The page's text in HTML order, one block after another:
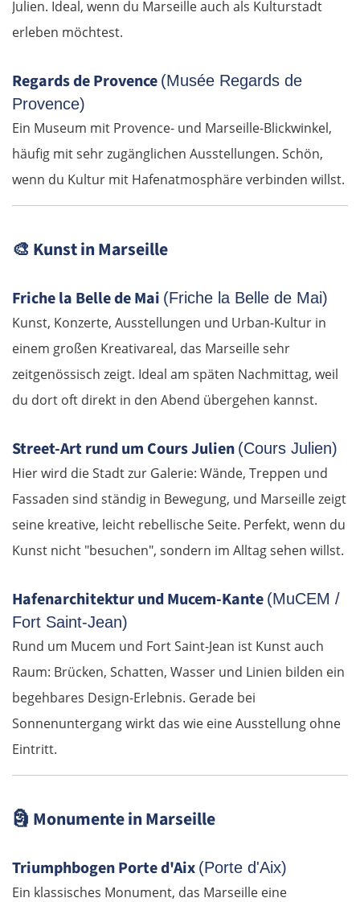
Julien. Ideal, wenn du Marseille auch als Kulturstadt
erleben möchtest.
Regards de Provence (Musée Regards de
Provence)
Ein Museum mit Provence- und Marseille-Blickwinkel,
häufig mit sehr zugänglichen Ausstellungen. Schön,
wenn du Kultur mit Hafenatmosphäre verbinden willst.
🎨 Kunst in Marseille
Friche la Belle de Mai (Friche la Belle de Mai)
Kunst, Konzerte, Ausstellungen und Urban-Kultur in
einem großen Kreativareal, das Marseille sehr
zeitgenössisch zeigt. Ideal am späten Nachmittag, weil
du dort oft direkt in den Abend übergehen kannst.
Street-Art rund um Cours Julien (Cours Julien)
Hier wird die Stadt zur Galerie: Wände, Treppen und
Fassaden sind ständig in Bewegung, und Marseille zeigt
seine kreative, leicht rebellische Seite. Perfekt, wenn du
Kunst nicht "besuchen", sondern im Alltag sehen willst.
Hafenarchitektur und Mucem-Kante (MuCEM /
Fort Saint-Jean)
Rund um Mucem und Fort Saint-Jean ist Kunst auch
Raum: Brücken, Schatten, Wasser und Linien bilden ein
begehbares Design-Erlebnis. Gerade bei
Sonnenuntergang wirkt das wie eine Ausstellung ohne
Eintritt.
🗿 Monumente in Marseille
Triumphbogen Porte d'Aix (Porte d'Aix)
Ein klassisches Monument, das Marseille eine